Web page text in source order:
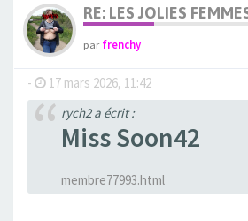
RE: LES JOLIES
parfrenchy
- 17 mars 2026, 11:42
rych2 a écrit :
Miss Soon42
membre77993.html